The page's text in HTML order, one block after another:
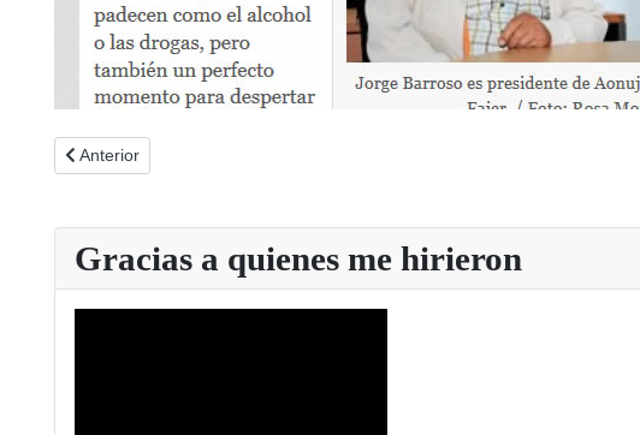
Artículo anterior: Huelva Ya 29-10-2015
Anterior
Gracias a quienes me hirieron